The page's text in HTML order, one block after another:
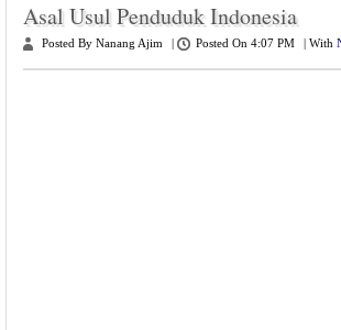
Asal Usul Penduduk Indonesia
Posted By Nanang Ajim Posted On 4:07 PM With